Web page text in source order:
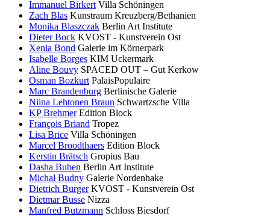
Immanuel Birkert Villa Schöningen
Zach Blas Kunstraum Kreuzberg/Bethanien
Monika Blaszczak Berlin Art Institute
Dieter Bock KVOST - Kunstverein Ost
Xenia Bond Galerie im Körnerpark
Isabelle Borges KIM Uckermark
Aline Bouvy SPACED OUT – Gut Kerkow
Osman Bozkurt PalaisPopulaire
Marc Brandenburg Berlinische Galerie
Niina Lehtonen Braun Schwartzsche Villa
KP Brehmer Edition Block
François Briand Tropez
Lisa Brice Villa Schöningen
Marcel Broodthaers Edition Block
Kerstin Brätsch Gropius Bau
Dasha Buben Berlin Art Institute
Michał Budny Galerie Nordenhake
Dietrich Burger KVOST - Kunstverein Ost
Dietmar Busse Nizza
Manfred Butzmann Schloss Biesdorf